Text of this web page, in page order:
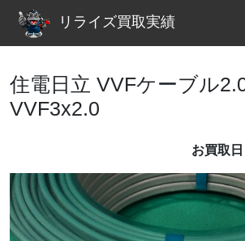
リライズ買取実績
住電日立 VVFケーブル
VVF3x2.0
お買取